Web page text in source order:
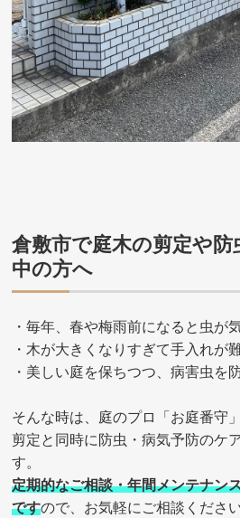
倉敷市で庭木の剪定や
中の方へ
・毎年、春や梅雨前になると虫が
・木が大きくなりすぎて手入れが
・美しい庭を保ちつつ、病害虫を
そんな時は、庭のプロ「お庭番守
剪定と同時に防虫・病気予防のケ
す。
定期的なご相談・年間メンテナン
ですので、お気軽にご相談ください